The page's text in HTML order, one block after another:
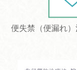
便失禁（便漏れ